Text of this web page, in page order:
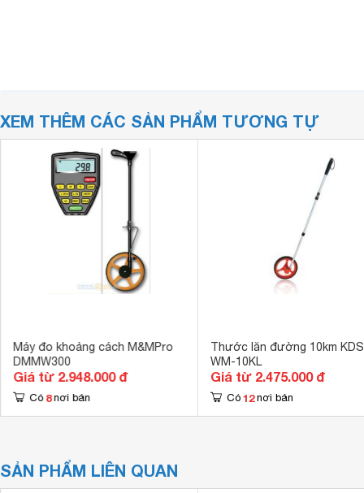
XEM THÊM CÁC SẢN PHẨM TƯƠNG TỰ
Máy đo khoảng cách M&MPro
DMMW300
Giá từ 2.948.000 đ
Có 8 nơi bán
Thước lăn đường 10km KDS
WM-10KL
Giá từ 2.475.000 đ
Có 12 nơi bán
SẢN PHẨM LIÊN QUAN